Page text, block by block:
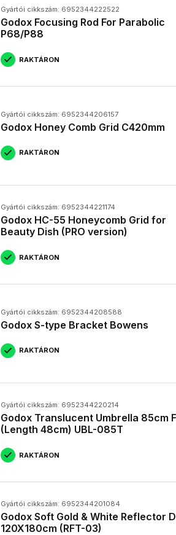
Gyártói cikkszám: 6952344222522
Godox Focusing Rod For Parabolic
P68/P88
RAKTÁRON
Gyártói cikkszám: 6952344206157
Godox Honey Comb Grid C420mm
RAKTÁRON
Gyártói cikkszám: 6952344221174
Godox HC-55 Honeycomb Grid for
Beauty Dish (PRO version)
RAKTÁRON
Gyártói cikkszám: 6952344208588
Godox S-type Bracket Bowens
RAKTÁRON
Gyártói cikkszám: 6952344220214
Godox Translucent Umbrella 85cm
(Length 48cm) UBL-085T
RAKTÁRON
Gyártói cikkszám: 6952344201084
Godox Soft Gold & White Reflector
120X180cm (RFT-03)